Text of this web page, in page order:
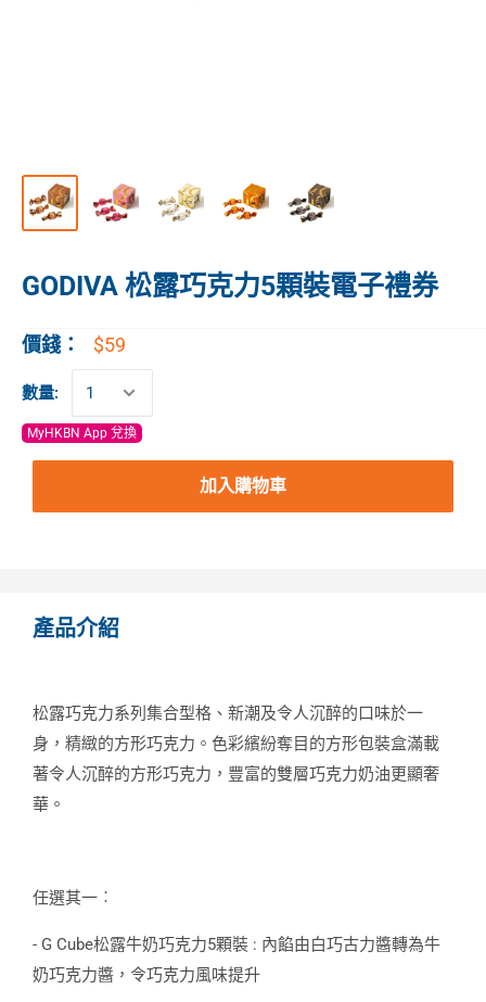
GODIVA 松露巧克力5顆裝電子禮券
價錢： $59
數量:
MyHKBN App 兌換
加入購物車
產品介紹
松露巧克力系列集合型格、新潮及令人沉醉的口味於一
身，精緻的方形巧克力。色彩繽紛奪目的方形包裝盒滿載
著令人沉醉的方形巧克力，豐富的雙層巧克力奶油更顯奢
華。
任選其一︰
- G Cube松露牛奶巧克力5顆裝 : 內餡由白巧古力醬轉為牛
奶巧克力醬，令巧克力風味提升